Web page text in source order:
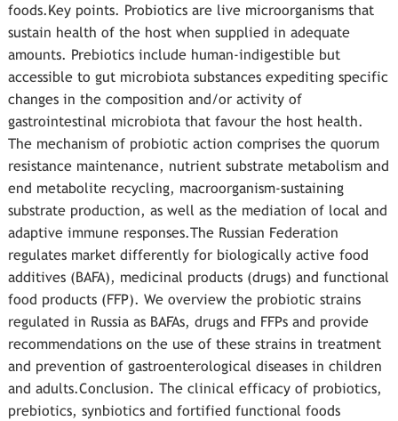
foods.Key points. Probiotics are live microorganisms that
sustain health of the host when supplied in adequate
amounts. Prebiotics include human-indigestible but
accessible to gut microbiota substances expediting specific
changes in the composition and/or activity of
gastrointestinal microbiota that favour the host health.
The mechanism of probiotic action comprises the quorum
resistance maintenance, nutrient substrate metabolism and
end metabolite recycling, macroorganism-sustaining
substrate production, as well as the mediation of local and
adaptive immune responses.The Russian Federation
regulates market differently for biologically active food
additives (BAFA), medicinal products (drugs) and functional
food products (FFP). We overview the probiotic strains
regulated in Russia as BAFAs, drugs and FFPs and provide
recommendations on the use of these strains in treatment
and prevention of gastroenterological diseases in children
and adults.Conclusion. The clinical efficacy of probiotics,
prebiotics, synbiotics and fortified functional foods